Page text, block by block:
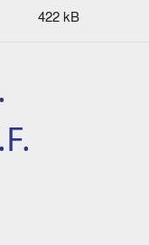
422 kB